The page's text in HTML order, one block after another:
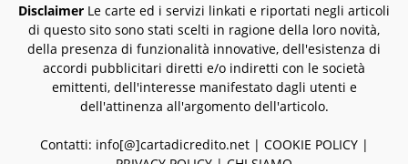
Disclaimer Le carte ed i servizi linkati e riportati negli articoli
di questo sito sono stati scelti in ragione della loro novità,
della presenza di funzionalità innovative, dell'esistenza di
accordi pubblicitari diretti e/o indiretti con le società
emittenti, dell'interesse manifestato dagli utenti e
dell'attinenza all'argomento dell'articolo.
Contatti: info[@]cartadicredito.net | COOKIE POLICY|